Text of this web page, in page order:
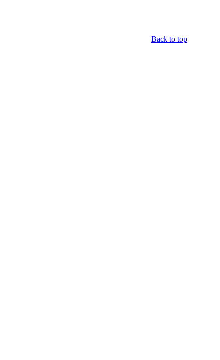
Back to top